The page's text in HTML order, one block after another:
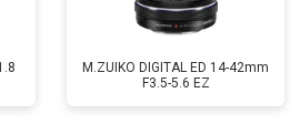
M.ZUIKO DIGITAL ED 14-42mm
F3.5-5.6 EZ